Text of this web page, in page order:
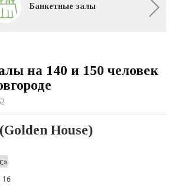
Банкетные залы
на 140 и 150 человек
House)
1б